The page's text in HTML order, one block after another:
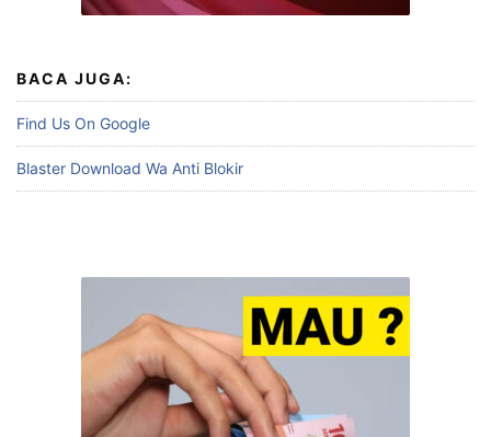
BACA JUGA:
Find Us On Google
Blaster Download Wa Anti Blokir